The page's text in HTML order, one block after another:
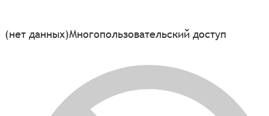
(нет данных)Многопользовательский доступ